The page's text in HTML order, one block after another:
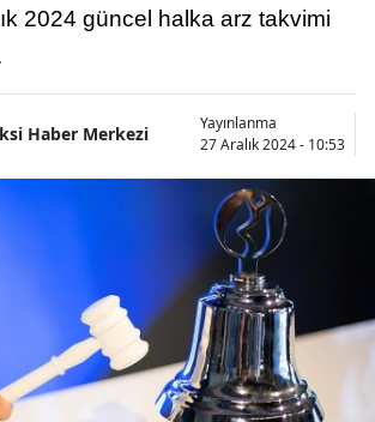
2024 güncel halka arz takvimi
Haber Merkezi
Yayınlanma
27 Aralık 2024 - 10:53